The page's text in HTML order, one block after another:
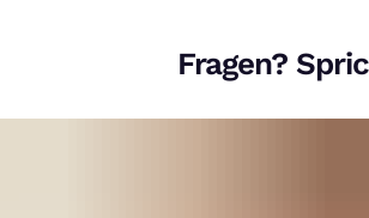
Fragen?